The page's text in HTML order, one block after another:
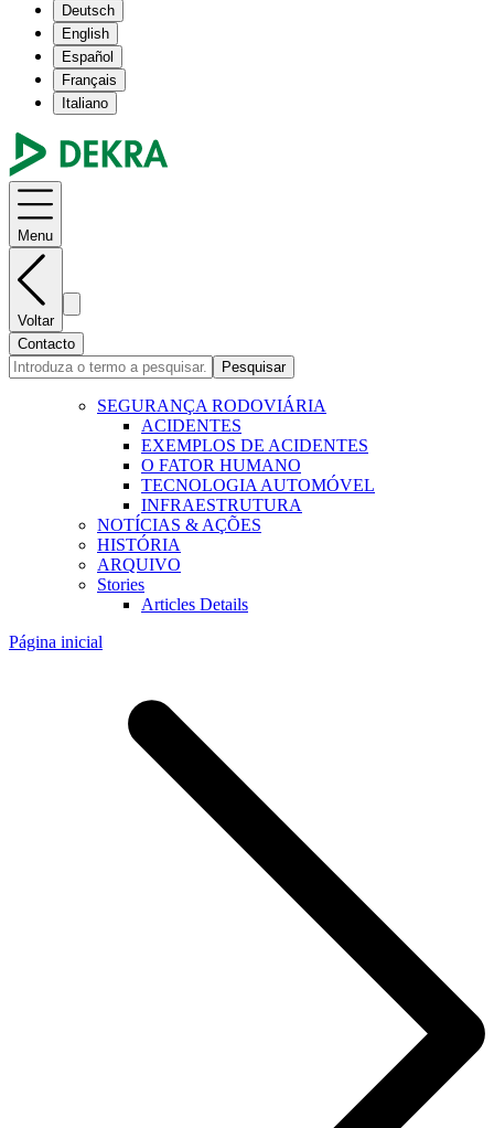
Deutsch
English
Español
Français
Italiano
Menu
Voltar
Contacto
Pesquisar
SEGURANÇA RODOVIÁRIA
ACIDENTES
EXEMPLOS DE ACIDENTES
O FATOR HUMANO
TECNOLOGIA AUTOMÓVEL
INFRAESTRUTURA
NOTÍCIAS & AÇÕES
HISTÓRIA
ARQUIVO
Stories
Articles Details
Página inicial